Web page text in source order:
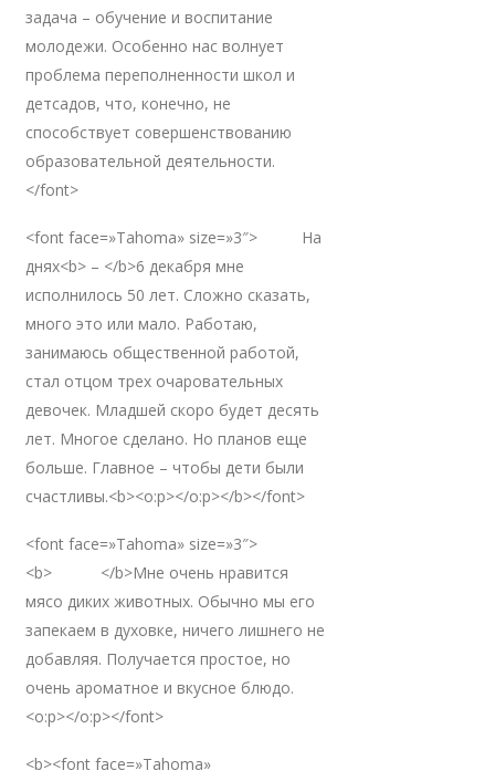
задача – обучение и воспитание
молодежи. Особенно нас волнует
проблема переполненности школ и
детсадов, что, конечно, не
способствует совершенствованию
образовательной деятельности.
</font>
<font face=»Tahoma» size=»3″> На
днях<b> – </b>6 декабря мне
исполнилось 50 лет. Сложно сказать,
много это или мало. Работаю,
занимаюсь общественной работой,
стал отцом трех очаровательных
девочек. Младшей скоро будет десять
лет. Многое сделано. Но планов еще
больше. Главное – чтобы дети были
счастливы.<b><o:p></o:p></b></font>
<font face=»Tahoma» size=»3″>
<b> </b>Мне очень нравится
мясо диких животных. Обычно мы его
запекаем в духовке, ничего лишнего не
добавляя. Получается простое, но
очень ароматное и вкусное блюдо.
<o:p></o:p></font>
<b><font face=»Tahoma»